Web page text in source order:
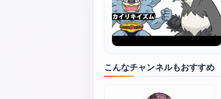
こんなチャンネルもおすすめ